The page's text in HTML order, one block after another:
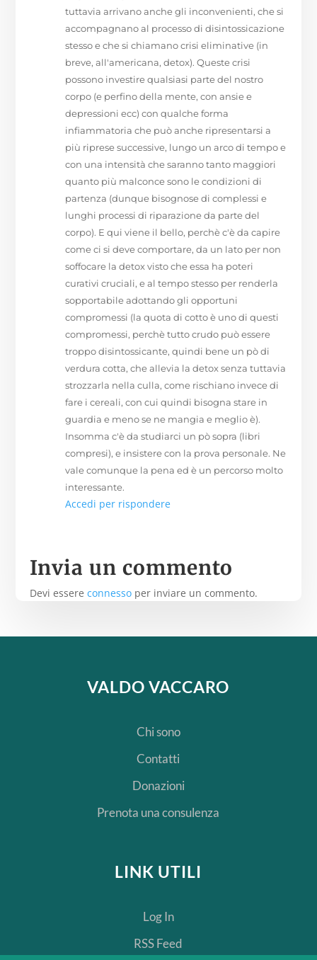
tuttavia arrivano anche gli inconvenienti, che si
accompagnano al processo di disintossicazione
stesso e che si chiamano crisi eliminative (in
breve, all'americana, detox). Queste crisi
possono investire qualsiasi parte del nostro
corpo (e perfino della mente, con ansie e
depressioni ecc) con qualche forma
infiammatoria che può anche ripresentarsi a
più riprese successive, lungo un arco di tempo e
con una intensità che saranno tanto maggiori
quanto più malconce sono le condizioni di
partenza (dunque bisognose di complessi e
lunghi processi di riparazione da parte del
corpo). E qui viene il bello, perchè c'è da capire
come ci si deve comportare, da un lato per non
soffocare la detox visto che essa ha poteri
curativi cruciali, e al tempo stesso per renderla
sopportabile adottando gli opportuni
compromessi (la quota di cotto è uno di questi
compromessi, perchè tutto crudo può essere
troppo disintossicante, quindi bene un pò di
verdura cotta, che allevia la detox senza tuttavia
strozzarla nella culla, come rischiano invece di
fare i cereali, con cui quindi bisogna stare in
guardia e meno se ne mangia e meglio è).
Insomma c'è da studiarci un pò sopra (libri
compresi), e insistere con la prova personale. Ne
vale comunque la pena ed è un percorso molto
interessante.
Accedi per rispondere
Invia un commento
Devi essereconnesso per inviare un commento.
VALDO VACCARO
Chi sono
Contatti
Donazioni
Prenota una consulenza
LINK UTILI
Log In
RSS Feed